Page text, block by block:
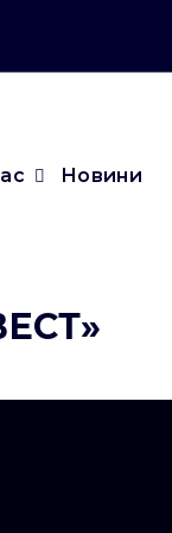
Новини